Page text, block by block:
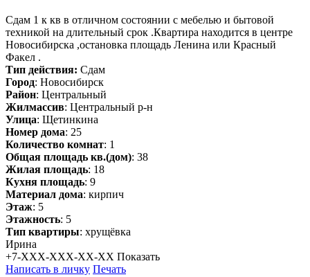
Сдам 1 к кв в отличном состоянии с мебелью и бытовой
техникой на длительный срок .Квартира находится в центре
Новосибирска ,остановка площадь Ленина или Красный
Факел .
Тип действия: Сдам
Город: Новосибирск
Район: Центральный
Жилмассив: Центральный р-н
Улица: Щетинкина
Номер дома: 25
Количество комнат: 1
Общая площадь кв.(дом): 38
Жилая площадь: 18
Кухня площадь: 9
Материал дома: кирпич
Этаж: 5
Этажность: 5
Тип квартиры: хрущёвка
Ирина
+7-XXX-XXX-XX-XX Показать
Написать в личку Печать